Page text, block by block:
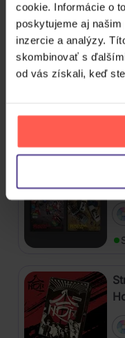
cookie. Informácie o
poskytujeme aj
inzercie a analýzy.
skombinovať s
od vás získali, keď